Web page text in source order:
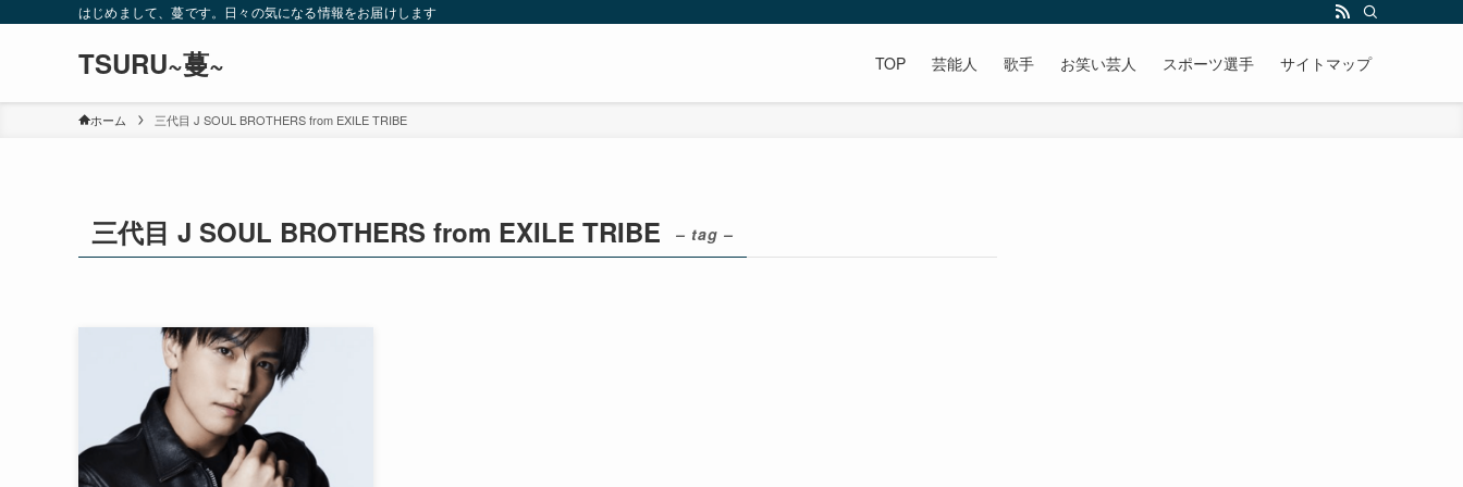
はじめまして、蔓です。日々の気になる情報をお届けします
TSURU~蔓~ TOP 芸能人 歌手 お笑い芸人 スポーツ選手 サイトマップ
ホーム 三代目 J SOUL BROTHERS from EXILE TRIBE
三代目 J SOUL BROTHERS from EXILE TRIBE – tag –